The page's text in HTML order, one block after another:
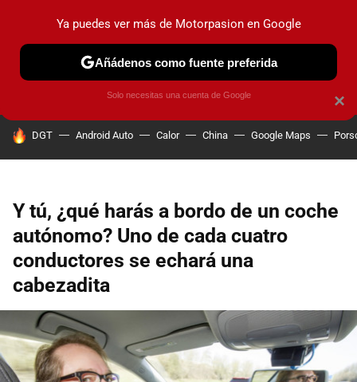
PRUEBAS COCHES ELÉCTRICOS OBSERVATORIO
HOY SE HABLA DE
DGT Android Auto Calor China Google Maps
Y tú, ¿qué harás a bordo de un coche
autónomo? Uno de cada cuatro
conductores se echará una
cabezadita
×
Ya puedes ver más de Motorpasion en Google
Añádenos como fuente preferida
Solo necesitas una cuenta de Google